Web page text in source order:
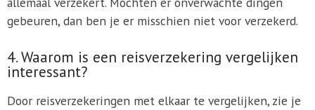
gebeuren, dan ben je er misschien niet voor verzekerd.
4. Waarom is een reisverzekering vergelijken
interessant?
Door reisverzekeringen met elkaar te vergelijken, zie je